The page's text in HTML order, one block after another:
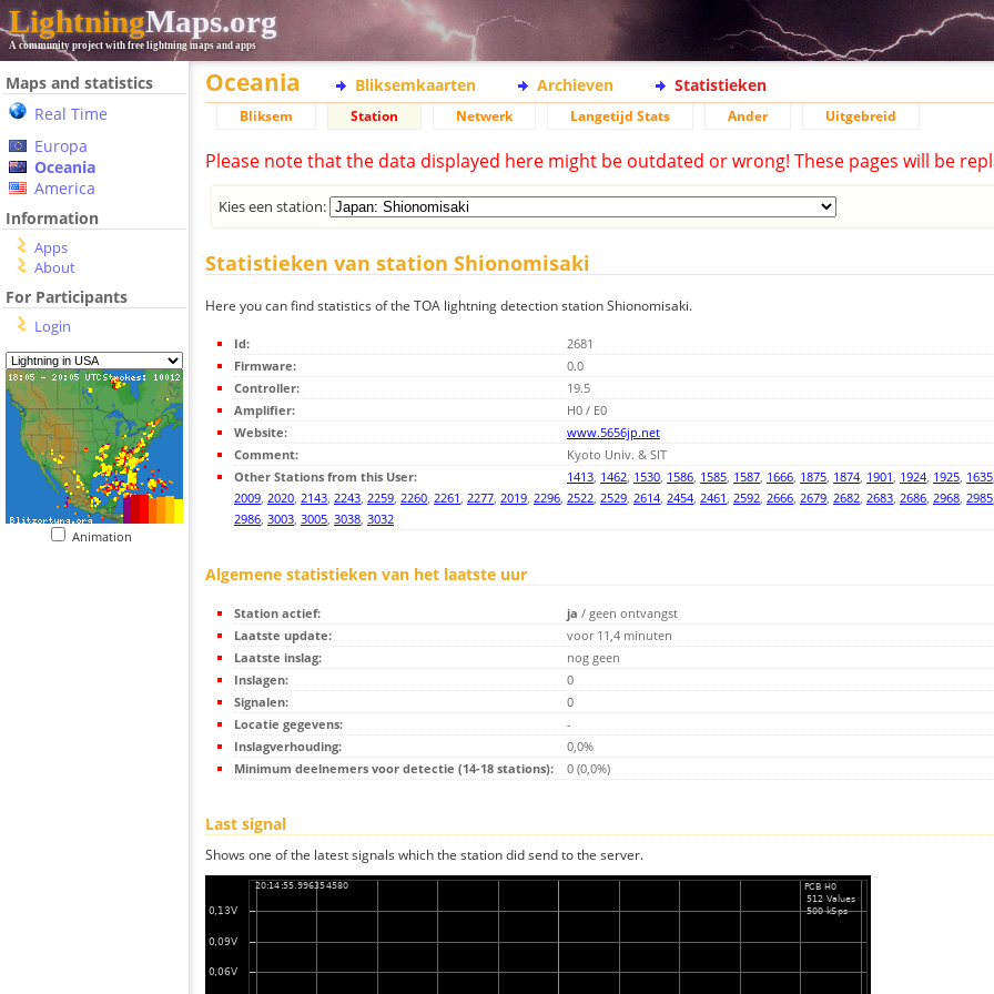
LightningMaps.org
A community project with free lightning maps and apps
Maps and statistics
Real Time
Europa
Oceania
America
Information
Apps
About
For Participants
Login
Animation
Oceania Bliksemkaarten Archieven Statistieken
Bliksem Station Netwerk Langetijd Stats Ander Uitgebreid
Please note that the data displayed here might be outdated or wrong! These pages will be
Kies een station:
Statistieken van station Shionomisaki
Here you can find statistics of the TOA lightning detection station Shionomisaki.
Id:
2681
Firmware:
0.0
Controller:
19.5
Amplifier:
H0 / E0
Website:
www.5656jp.net
Comment:
Kyoto Univ. & SIT
Other Stations from this User:
1413, 1462, 1530, 1586, 1585, 1587, 1666, 1875, 1874, 1901, 1924, 1925, 1635
2009, 2020, 2143, 2243, 2259, 2260, 2261, 2277, 2019, 2296, 2522, 2529, 2614, 2454, 2461, 2592, 2666, 2679, 2682, 2683, 2686, 2968, 2985
2986, 3003, 3005, 3038, 3032
Algemene statistieken van het laatste uur
Station actief: ja / geen ontvangst
Laatste update:
voor 11,4 minuten
Laatste inslag:
nog geen
Inslagen:
0
Signalen:
0
Locatie gegevens:
-
Inslagverhouding:
0,0%
Minimum deelnemers voor detectie (14-18 stations):
0 (0,0%)
Last signal
Shows one of the latest signals which the station did send to the server.